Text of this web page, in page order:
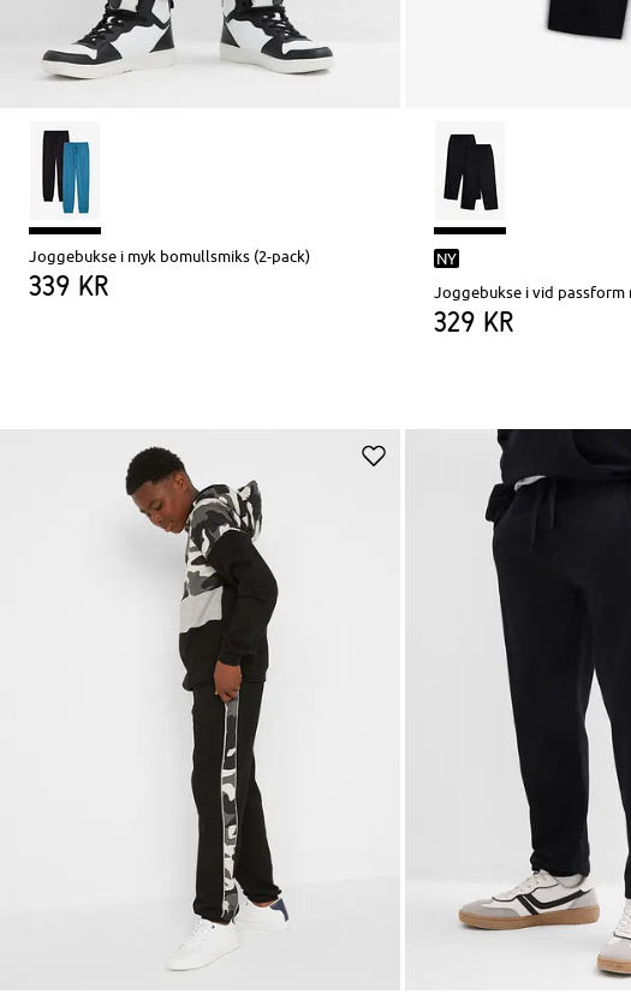
Joggebukse i myk bomullsmiks (2-pack)
339 kr
NY
329 kr